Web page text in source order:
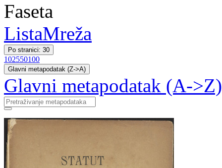
Faseta
ListaMreža
Po stranici: 30
102550100
Glavni metapodatak (Z->A)
Glavni metapodatak (A->Z)